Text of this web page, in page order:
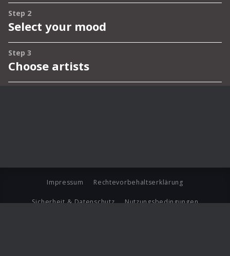
Impressum Rechtevorbehaltserklärung
Sicherheit & Datenschutz Nutzungsbedingungen